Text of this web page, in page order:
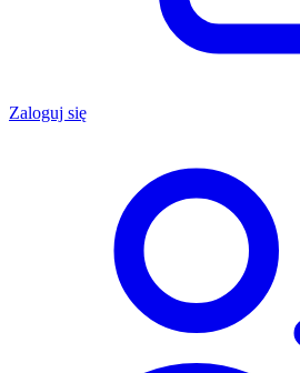
Zaloguj się